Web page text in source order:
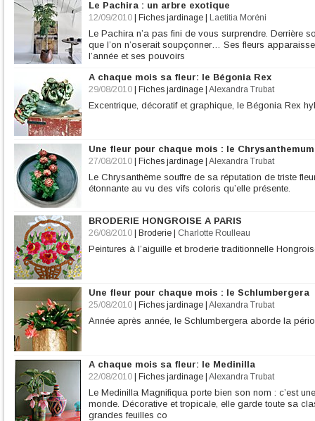
Le Pachira : un arbre exotique
12/09/2010 Fiches jardinage Laetitia Moréni
Le Pachira n’a pas fini de vous surprendre. Derrière
que l’on n’oserait soupçonner… Ses fleurs
l’année et ses pouvoirs
A chaque mois sa fleur: le Bégonia Rex
29/08/2010 Fiches jardinage Alexandra Trubat
Excentrique, décoratif et graphique, le Bégonia Rex
Une fleur pour chaque mois : le Chrysanthemum
27/08/2010 Fiches jardinage Alexandra Trubat
Le Chrysanthème souffre de sa réputation de triste
étonnante au vu des vifs coloris qu’elle présente.
BRODERIE HONGROISE A PARIS
26/08/2010 Broderie Charlotte Roulleau
Peintures à l’aiguille et broderie traditionnelle
Une fleur pour chaque mois : le Schlumbergera
25/08/2010 Fiches jardinage Alexandra Trubat
Année après année, le Schlumbergera aborde la
A chaque mois sa fleur: le Medinilla
22/08/2010 Fiches jardinage Alexandra Trubat
Le Medinilla Magnifiqua porte bien son nom : c’est
monde. Décorative et tropicale, elle garde toute sa
grandes feuilles co